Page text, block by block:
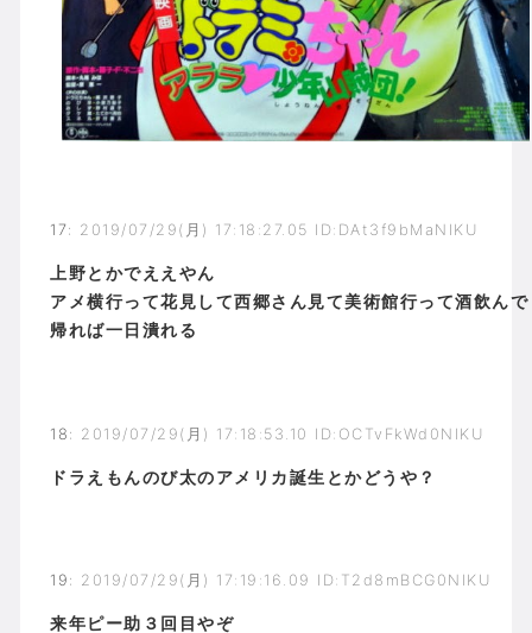
17: 2019/07/29(月) 17:18:27.05 ID:DAt3f9bMaNIKU
上野とかでええやん
アメ横行って花見して西郷さん見て美術館行って酒飲んで
帰れば一日潰れる
18 : 2019/07/29(月) 17:18:53.10 ID:OCTvFkWd0NIKU
ドラえもんのび太のアメリカ誕生とかどうや？
19 : 2019/07/29(月) 17:19:16.09 ID:T2d8mBCG0NIKU
来年ピー助３回目やぞ